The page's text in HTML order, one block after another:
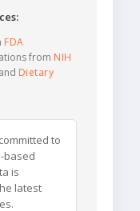
FDA
from NIH
and Dietary
to
based
is
latest